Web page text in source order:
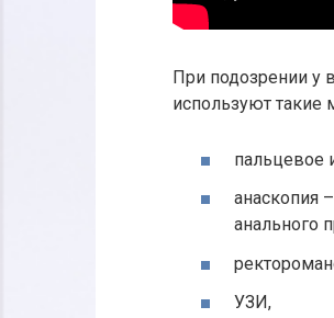
При подозрении у
используют такие
пальцевое
анаскопия
анального
УЗИ,